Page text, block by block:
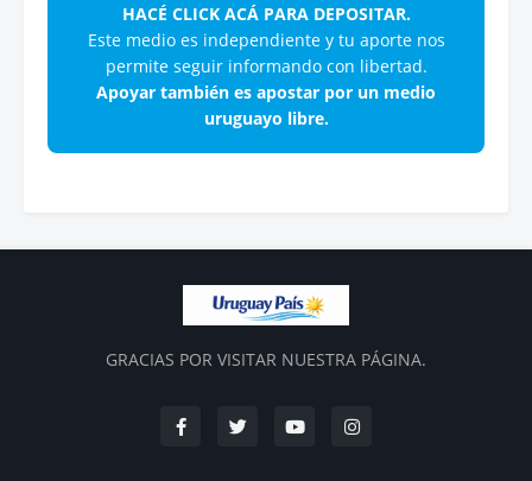
HACÉ CLICK ACÁ PARA DEPOSITAR.
Este medio es independiente y tu aporte nos
permite seguir informando con libertad.
Apoyar también es apostar por un medio
uruguayo libre.
GRACIAS POR VISITAR NUESTRA PÁGINA.